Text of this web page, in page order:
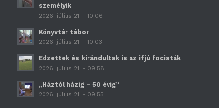
személyik
2026. július 21. - 10:06
Könyvtár tábor
2026. július 21. - 10:03
Edzettek és kirándultak is az ifjú focisták
2026. július 21. - 09:58
„Háztól házig – 50 évig”
2026. július 21. - 09:55